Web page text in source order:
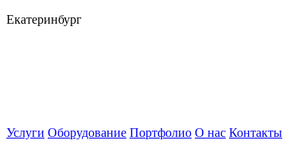
Екатеринбург
Услуги Оборудование Портфолио О нас Контакты